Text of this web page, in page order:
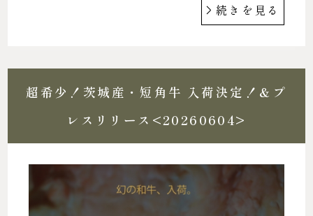
続きを見る
超希少！茨城産・短角牛 入荷決定！＆プ
レスリリース<20260604>